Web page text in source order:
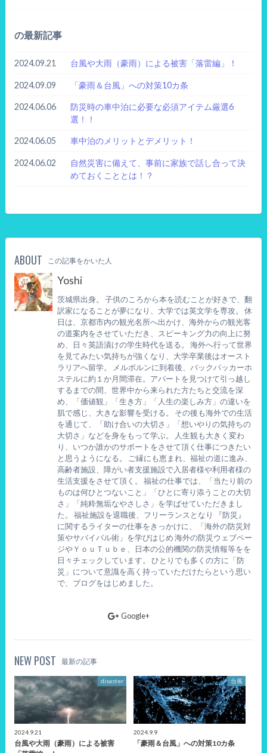
の最新記事
2024.09.21 台風や大雨（豪雨）による被害「落雷編」！
2024.09.09 「豪雨＆台風」への対策10カ条
2024.06.06
防災時の車中泊に必要な必須アイテム厳選6
選！！
2024.06.05 車中泊のメリットとデメリット！
2024.06.02
自然災害に備えて、事前に家族で話し合って決
めておくこととは！？
ABOUT この記事をかいた人
Yoshi
茨城県出身。 子供のころから本を読むことが好きで、翻
訳家になることが夢になり、大学では英文学を専攻。 休
日は、京都市内の観光名所へ出かけ、海外からの観光客
の道案内をさせていただき、スピーキング力の向上に努
め、日々英語漬けの学生時代を送る。 海外へ行って世界
を見てみたい気持ちが強くなり、大学卒業後はオースト
ラリアへ留学。 メルボルンに到着後、バックパッカーホ
ステルに約１か月間滞在。アパートを見つけて引っ越し
するまでの間、世界中から来られた方たちと交流を深
め、「価値観」「生き方」「人生の楽しみ方」の違いを
肌で感じ、大きな影響を受ける。 その後も海外での生活
を通じて、「助け合いの大切さ」「想いやりの気持ちの
大切さ」などを身をもって学ぶ。 人生観も大きく変わ
り、いつか誰かのサポートをさせて頂く仕事につきたい
と思うようになる。 ご縁にも恵まれ、福祉の道に進み、
高齢者施設、障がい者支援施設で入居者様や利用者様の
生活支援をさせて頂く。 福祉の仕事では、「当たり前の
ものは何ひとつないこと」「ひとに寄り添うことの大切
さ」「純粋無垢なやさしさ」を学ばせていただきまし
た。 福祉施設を退職後、フリーランスとなり 『防災』
に関するライターの仕事をきっかけに、「海外の防災対
策やサバイバル術」を学びはじめ 海外の防災ウェブペー
ジやＹｏｕＴｕｂｅ、日本の公的機関の防災情報等をを
日々チェックしています。 ひとりでも多くの方に「防
災」について意識を高く持っていただけたらという思い
で、ブログをはじめました。
Google+
NEW POST 最新の記事
disaster
2024.9.21
台風や大雨（豪雨）による被害
台風
2024.9.9
「豪雨＆台風」への対策10カ条